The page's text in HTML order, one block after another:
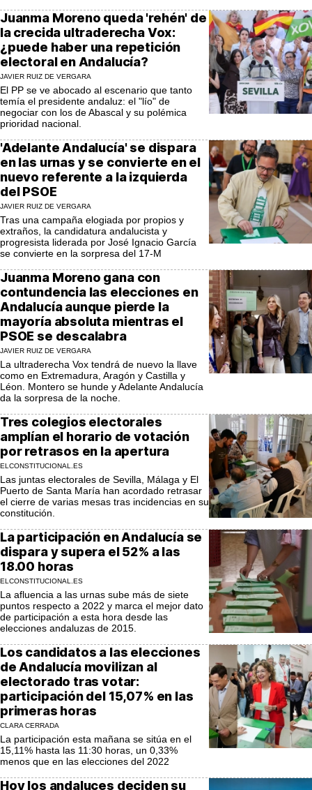
Juanma Moreno queda 'rehén' de
la crecida ultraderecha Vox:
¿puede haber una repetición
electoral en Andalucía?
JAVIER RUIZ DE VERGARA
El PP se ve abocado al escenario que tanto
temía el presidente andaluz: el "lío" de
negociar con los de Abascal y su polémica
prioridad nacional.
'Adelante Andalucía' se dispara
en las urnas y se convierte en el
nuevo referente a la izquierda
del PSOE
JAVIER RUIZ DE VERGARA
Tras una campaña elogiada por propios y
extraños, la candidatura andalucista y
progresista liderada por José Ignacio García
se convierte en la sorpresa del 17-M
Juanma Moreno gana con
contundencia las elecciones en
Andalucía aunque pierde la
mayoría absoluta mientras el
PSOE se descalabra
JAVIER RUIZ DE VERGARA
La ultraderecha Vox tendrá de nuevo la llave
como en Extremadura, Aragón y Castilla y
Léon. Montero se hunde y Adelante Andalucía
da la sorpresa de la noche.
Tres colegios electorales
amplían el horario de votación
por retrasos en la apertura
ELCONSTITUCIONAL.ES
Las juntas electorales de Sevilla, Málaga y El
Puerto de Santa María han acordado retrasar
el cierre de varias mesas tras incidencias en su
constitución.
La participación en Andalucía se
dispara y supera el 52% a las
18.00 horas
ELCONSTITUCIONAL.ES
La afluencia a las urnas sube más de siete
puntos respecto a 2022 y marca el mejor dato
de participación a esta hora desde las
elecciones andaluzas de 2015.
Los candidatos a las elecciones
de Andalucía movilizan al
electorado tras votar:
participación del 15,07% en las
primeras horas
CLARA CERRADA
La participación esta mañana se sitúa en el
15,11% hasta las 11:30 horas, un 0,33%
menos que en las elecciones del 2022
Hoy los andaluces deciden su